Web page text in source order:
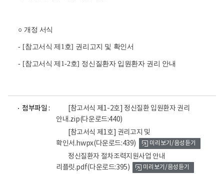
○ 개정 서식
- [참고서식 제 1호] 권리고지 및 확인서
- [참고서식 제 1-2호] 정신질환자 입원환자 권리 안내
첨부파일 :
[참고서식 제1-2호] 정신질환 입원환자 권리
안내.zip(다운로드:440)
[참고서식 제1호] 권리고지 및
확인서.hwpx(다운로드:439) 미리보기/음성듣기
정신질환자 절차조력지원사업 안내
리플릿.pdf(다운로드:395) 미리보기/음성듣기